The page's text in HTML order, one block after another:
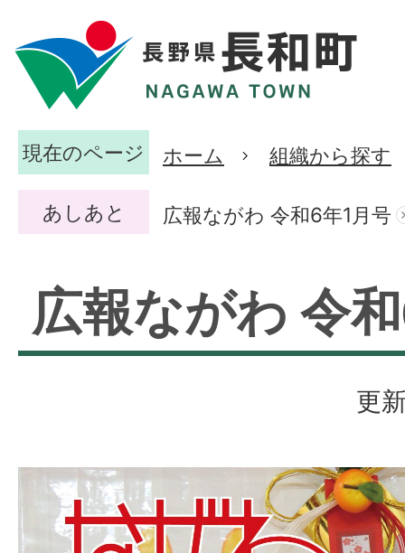
現在のページ ホーム 組織から探す
あしあと 広報ながわ 令和6年1月号
広報ながわ 令
更